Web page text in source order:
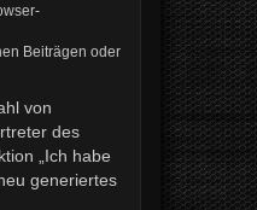
Beiträgen oder
von
des
„Ich habe
generiertes